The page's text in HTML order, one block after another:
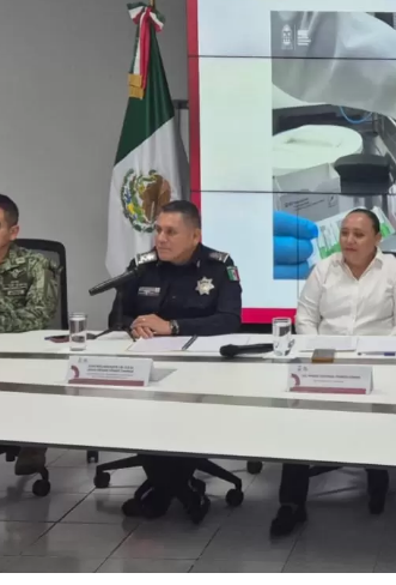
tecnológica del C5 y el
105 vehículosrelacionados con
Además, se realizaron
24 mil 622
reforzando la vigilancia en zonas